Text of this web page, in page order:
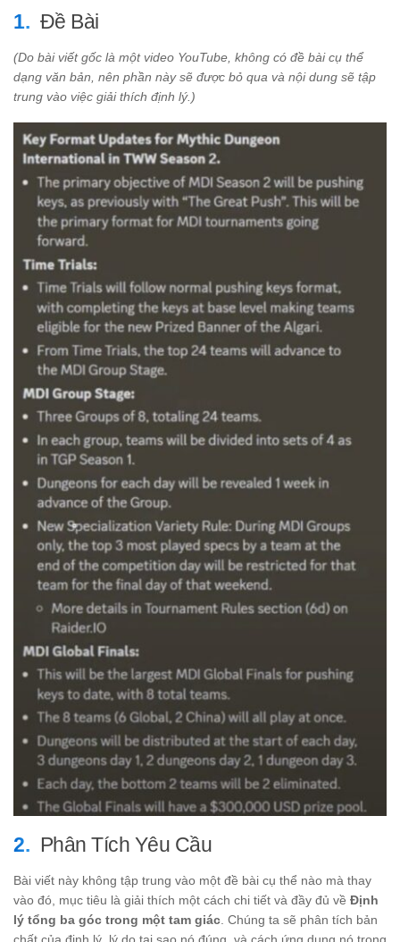
Đề Bài
(Do bài viết gốc là một video YouTube, không có đề bài cụ thể
dạng văn bản, nên phần này sẽ được bỏ qua và nội dung sẽ tập
trung vào việc giải thích định lý.)
Phân Tích Yêu Cầu
Bài viết này không tập trung vào một đề bài cụ thể nào mà thay
vào đó, mục tiêu là giải thích một cách chi tiết và đầy đủ về Định
lý tổng ba góc trong một tam giác . Chúng ta sẽ phân tích bản